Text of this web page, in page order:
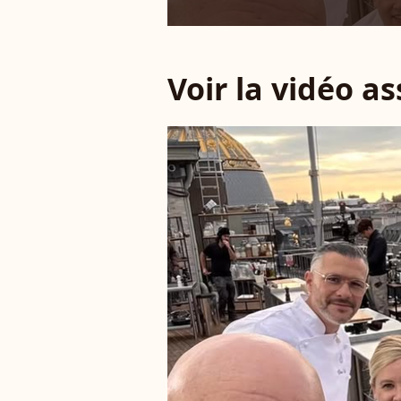
Voir la vidéo